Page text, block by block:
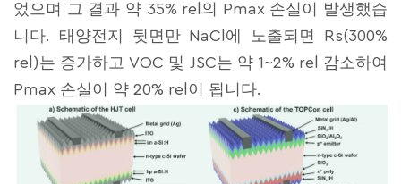
었으며 그 결과 약 35% rel의 Pmax 손실이 발생했습
니다. 태양전지 뒷면만 NaCl에 노출되면 Rs(300%
rel)는 증가하고 VOC 및 JSC는 약 1~2% rel 감소하여
Pmax 손실이 약 20% rel이 됩니다.